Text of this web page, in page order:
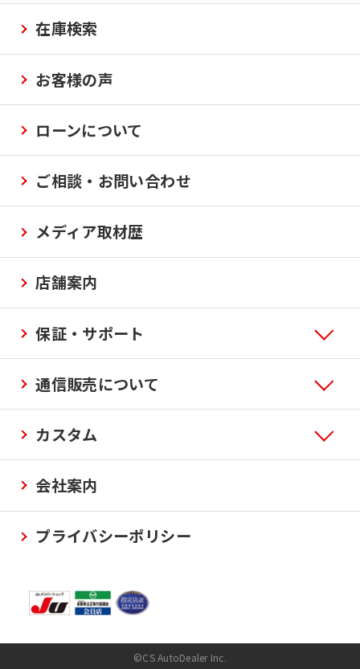
在庫検索
お客様の声
ローンについて
ご相談・お問い合わせ
メディア取材歴
店舗案内
保証・サポート
通信販売について
カスタム
会社案内
プライバシーポリシー
©CS AutoDealer Inc.